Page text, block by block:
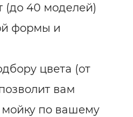
(до 40 моделей)
формы и
цвета (от
вам
по вашему